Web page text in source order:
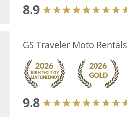
8.9
GS Traveler Moto Rentals
9.8